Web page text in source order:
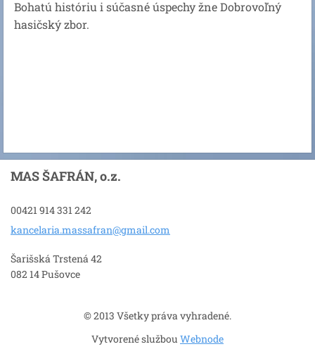
Bohatú históriu i súčasné úspechy žne Dobrovoľný
hasičský zbor.
MAS ŠAFRÁN, o.z.
00421 914 331 242
kancelaria.massafran@gmail.com
Šarišská Trstená 42
082 14 Pušovce
© 2013 Všetky práva vyhradené.
Vytvorené službou Webnode